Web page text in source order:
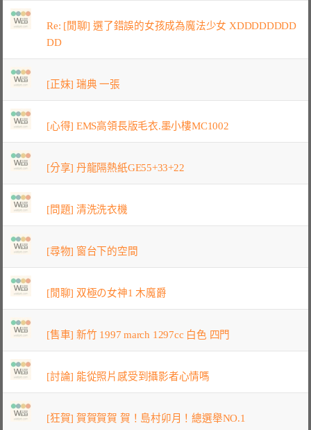
Re: [閒聊] 選了錯誤的女孩成為魔法少女 XDDDDDDDD
DD
[正妹] 瑞典 一張
[心得] EMS高領長版毛衣.墨小樓MC1002
[分享] 丹龍隔熱紙GE55+33+22
[問題] 清洗洗衣機
[尋物] 窗台下的空間
[閒聊] 双極の女神1 木魔爵
[售車] 新竹 1997 march 1297cc 白色 四門
[討論] 能從照片感受到攝影者心情嗎
[狂賀] 賀賀賀賀 賀！島村卯月！總選舉NO.1